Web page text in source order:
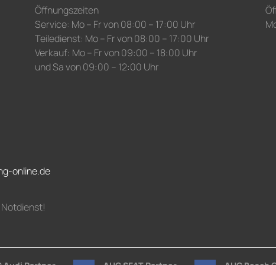
Öffnungszeiten
Service: Mo – Fr von 08:00 – 17:00 Uhr
Teiledienst: Mo – Fr von 08:00 – 17:00 Uhr
Verkauf: Mo – Fr von 09:00 – 18:00 Uhr
und Sa von 09:00 – 12:00 Uhr
online.de